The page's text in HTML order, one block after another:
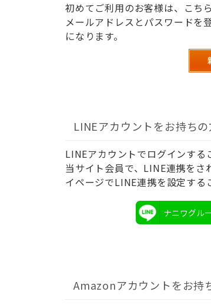
初めてご利用のお客様は、こち
メールアドレスとパスワードを
になります。
LINEアカウントをお持ちの
LINEアカウントでログインする
当サイト会員で、LINE連携を
イページでLINE連携を設定する
ナニワグル
Amazonアカウントをお持